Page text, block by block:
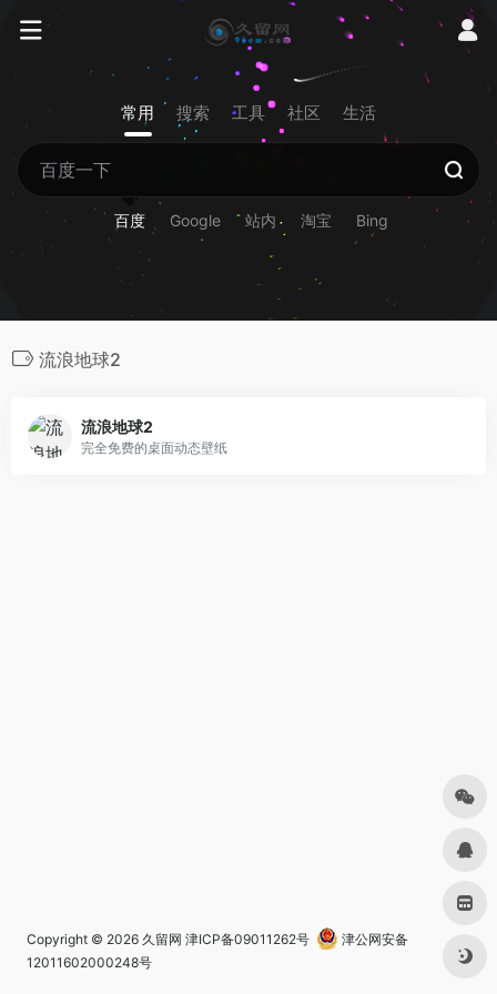
常用 搜索 工具 社区 生活
百度 Google 站内 淘宝 Bing
流浪地球2
流浪地球2
完全免费的桌面动态壁纸
Copyright © 2026 久留网 津ICP备09011262号
津公网安备
12011602000248号